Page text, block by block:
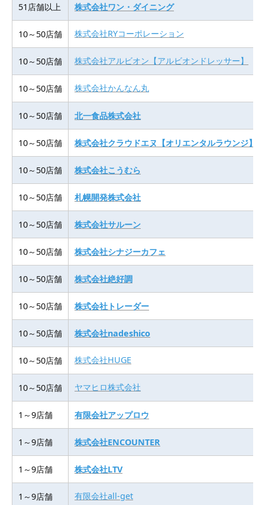
51店舗以上 株式会社ワン・ダイニング
10～50店舗 株式会社RYコーポレーション
10～50店舗 株式会社アルビオン【アルビオンドレッサー】
10～50店舗 株式会社かんなん丸
10～50店舗 北一食品株式会社
10～50店舗 株式会社クラウドエヌ【オリエンタルラウンジ】
10～50店舗 株式会社こうむら
10～50店舗 札幌開発株式会社
10～50店舗 株式会社サルーン
10～50店舗 株式会社シナジーカフェ
10～50店舗 株式会社絶好調
10～50店舗 株式会社トレーダー
10～50店舗 株式会社nadeshico
10～50店舗 株式会社HUGE
10～50店舗 ヤマヒロ株式会社
1～9店舗 有限会社アップロウ
1～9店舗 株式会社ENCOUNTER
1～9店舗 株式会社LTV
1～9店舗 有限会社all-get